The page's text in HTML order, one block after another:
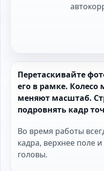
Перетаскивайте
его в рамке.
меняют масштаб.
подровнять кадр
Во время работы
кадра, верхнее поле
головы.